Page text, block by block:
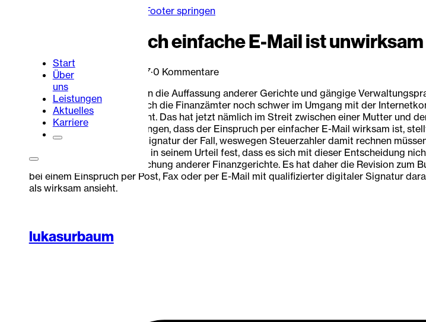
Zum Footer springen
Start
Über
uns
Leistungen
Aktuelles
Karriere
Einspruch durch einfache E-Mail ist unwirksam
Lukas Urbaum 24. Juli 2017·0 Kommentare
Ein Finanzgericht hat gegen die Auffassung anderer Gerichte und gängige
Vor einigen Jahren taten sich die Finanzämter noch schwer im Umgang mit der
das Hessische Finanzgericht. Das hat jetzt nämlich im Streit zwischen einer Mutter und
Familienkasse davon ausgingen, dass der Einspruch per einfacher E-Mail wirksam ist,
mit qualifizierter digitaler Signatur der Fall, weswegen Steuerzahler damit rechnen
Immerhin stellt das Gericht in seinem Urteil fest, dass es sich mit dieser Entscheidung
überwiegenden Rechtsprechung anderer Finanzgerichte. Es hat daher die Revision zum
bei einem Einspruch per Post, Fax oder per E-Mail mit qualifizierter digitaler Signatur
als wirksam ansieht.
lukasurbaum